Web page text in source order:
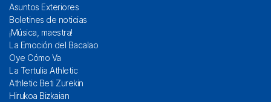
Asuntos Exteriores
Boletines de noticias
¡Música, maestra!
La Emoción del Bacalao
Oye Cómo Va
La Tertulia Athletic
Athletic Beti Zurekin
Hirukoa Bizkaian